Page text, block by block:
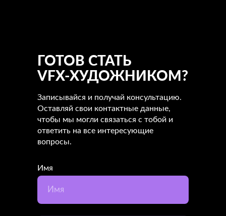
ГОТОВ СТАТЬ
VFX-ХУДОЖНИКОМ?
Записывайся и получай консультацию.
Оставляй свои контактные данные,
чтобы мы могли связаться с тобой и
ответить на все интересующие
вопросы.
Имя